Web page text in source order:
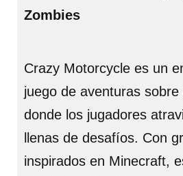
Zombies
Crazy Motorcycle es un
juego de aventuras
donde los jugadores
llenas de desafíos. Con
inspirados en Minecraft,